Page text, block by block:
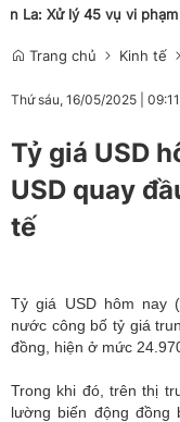
Xử lý 45 vụ vi phạm
Trang chủ Kinh tế
Thứ sáu, 16/05/2025 09:11
Tỷ giá USD
USD quay
tế
Tỷ giá USD hôm nay
nước công bố tỷ giá
đồng, hiện ở mức
Trong khi đó, trên thị
lường biến động đồng